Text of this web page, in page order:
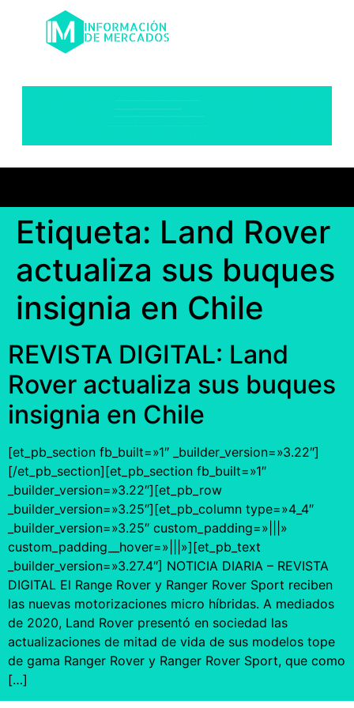
Etiqueta: Land Rover
actualiza sus buques
insignia en Chile
REVISTA DIGITAL: Land
Rover actualiza sus buques
insignia en Chile
[et_pb_section fb_built=»1″ _builder_version=»3.22″]
[/et_pb_section][et_pb_section fb_built=»1″
_builder_version=»3.22″][et_pb_row
_builder_version=»3.25″][et_pb_column type=»4_4″
_builder_version=»3.25″ custom_padding=»|||»
custom_padding__hover=»|||»][et_pb_text
_builder_version=»3.27.4″] NOTICIA DIARIA – REVISTA
DIGITAL El Range Rover y Ranger Rover Sport reciben
las nuevas motorizaciones micro híbridas. A mediados
de 2020, Land Rover presentó en sociedad las
actualizaciones de mitad de vida de sus modelos tope
de gama Ranger Rover y Ranger Rover Sport, que como
[…]